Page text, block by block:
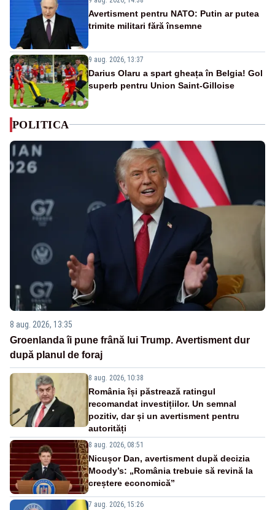
Avertisment pentru NATO: Putin ar putea
trimite militari fără însemne
9 aug. 2026, 13:37
Darius Olaru a spart gheața în Belgia! Gol
superb pentru Union Saint-Gilloise
POLITICA
8 aug. 2026, 13:35
Groenlanda îi pune frână lui Trump. Avertisment dur
după planul de foraj
8 aug. 2026, 10:38
România își păstrează ratingul
recomandat investițiilor. Un semnal
pozitiv, dar și un avertisment pentru
autorități
8 aug. 2026, 08:51
Nicușor Dan, avertisment după decizia
Moody’s: „România trebuie să revină la
creștere economică”
7 aug. 2026, 15:26